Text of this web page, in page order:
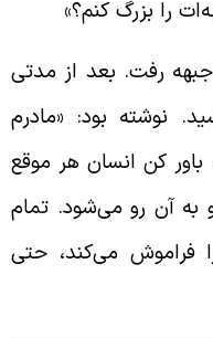
را بزرگ کنم؟»
رفت. بعد از مدتی
بود: «مادرم
کن انسان هر موقع
آن رو می‌شود. تمام
می‌کند، حتی